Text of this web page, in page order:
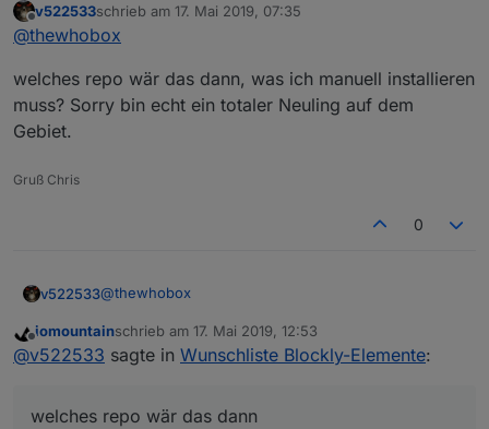
du den Javascript Adapter manuell per Github
installierst. (Danach upload vom Adapter nicht
Offline
v522533schrieb am 17. Mai 2019, 07:35
zuletzt editiert von
@thewhobox
welches repo wär das dann, was ich manuell installieren
muss? Sorry bin echt ein totaler Neuling auf dem
Gebiet.
Gruß Chris
0
v522533@thewhobox
welches repo wär das dann, was ich manuell
installieren muss? Sorry bin echt ein totaler Neuling
Offline
iomountainschrieb am 17. Mai 2019, 12:53
zuletzt editiert von
@v522533 sagte in Wunschliste Blockly-Elemente:
welches repo wär das dann